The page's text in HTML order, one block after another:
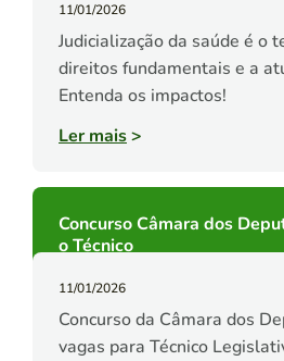
11/01/2026
Judicialização da saúde é o
direitos fundamentais e a
Entenda os impactos!
Ler mais>
Concurso Câmara dos
o Técnico
11/01/2026
Concurso da Câmara dos
vagas para Técnico